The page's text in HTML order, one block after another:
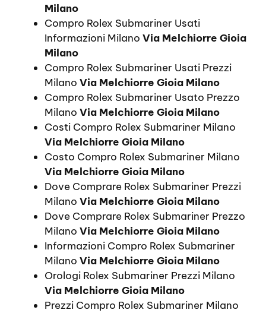
Milano
Compro Rolex Submariner Usati
Informazioni Milano Via Melchiorre Gioia
Milano
Compro Rolex Submariner Usati Prezzi
Milano Via Melchiorre Gioia Milano
Compro Rolex Submariner Usato Prezzo
Milano Via Melchiorre Gioia Milano
Costi Compro Rolex Submariner Milano
Via Melchiorre Gioia Milano
Costo Compro Rolex Submariner Milano
Via Melchiorre Gioia Milano
Dove Comprare Rolex Submariner Prezzi
Milano Via Melchiorre Gioia Milano
Dove Comprare Rolex Submariner Prezzo
Milano Via Melchiorre Gioia Milano
Informazioni Compro Rolex Submariner
Milano Via Melchiorre Gioia Milano
Orologi Rolex Submariner Prezzi Milano
Via Melchiorre Gioia Milano
Prezzi Compro Rolex Submariner Milano